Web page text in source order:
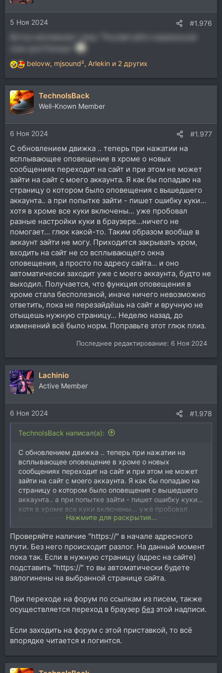
5 Ноя 2024 #1.976
Р
е
а
к
ц
и
и
:
belovw, mjsound², Arlekin и 2 других
TechnoIsBack
Well-Known Member
6 Ноя 2024 #1.977
С обновлением движка .. теперь при нажатии на
всплывающее оповещение в хроме о новых
сообщениях переходит на сайт и при этом не может
зайти на сайт с моего аккаунта. Я как бы попадаю на
страницу о котором было оповещения с вышедшего
аккаунта.. а при попытке зайти - пишет ошибку куки...
хотя в хроме все куки включены... уже пробовал
разные настройки куки в браузере...ничего не
помогает... глюк какой-то. Таким образом вообще в
аккаунт зайти не могу. Приходится закрывать хром,
входить на сайт не со всплывающего окна
оповещения, а просто по адресу сайта... и оно
автоматически заходит уже с моего аккаунта, будто не
выходил. Получается, что функция оповещения в
хроме стала бесполезной, иначе ничего невозможно
ответить, пока не перезайдёшь на сайт и вручную не
отыщешь нужную страницу... Неделю назад, до
изменений всё было норм. Поправьте этот глюк плиз.
Последнее редактирование: 6 Ноя 2024
Lachinio
Active Member
6 Ноя 2024 #1.978
TechnoIsBack написал(а):
С обновлением движка .. теперь при нажатии на
всплывающее оповещение в хроме о новых
сообщениях переходит на сайт и при этом не может
зайти на сайт с моего аккаунта. Я как бы попадаю на
страницу о котором было оповещения с вышедшего
аккаунта.. а при попытке зайти - пишет ошибку куки...
хотя в хроме все куки включены... уже пробовал
разные настройки куки в браузере...ничего не
помогает... глюк какой-то. Таким образом вообще в
аккаунт зайти не могу. Приходится закрывать хром,
входить на сайт не со всплывающего окна
оповещения, а просто по адресу сайта... и оно
автоматически заходит уже с моего аккаунта, будто
не выходил. Получается, что функция оповещения в
хроме стала бесполезной, иначе ничего невозможно
отыщешь нужную страницу... Неделю назад, до
изменений всё было норм. Поправьте этот глюк плиз.
Нажмите для раскрытия...
Проверяйте наличие "https://" в начале адресного
пути. Без него происходит разлог. На данный момент
пока так. Если в нужную страницу (адрес на сайте)
подставить "https://" то вы автоматически будете
залогинены на выбранной странице сайта.
При переходе на форум по ссылкам из писем, также
осуществляется переход в браузер без этой надписи.
Если заходить на форум с этой приставкой, то всё
впорядке читается и логинтся.